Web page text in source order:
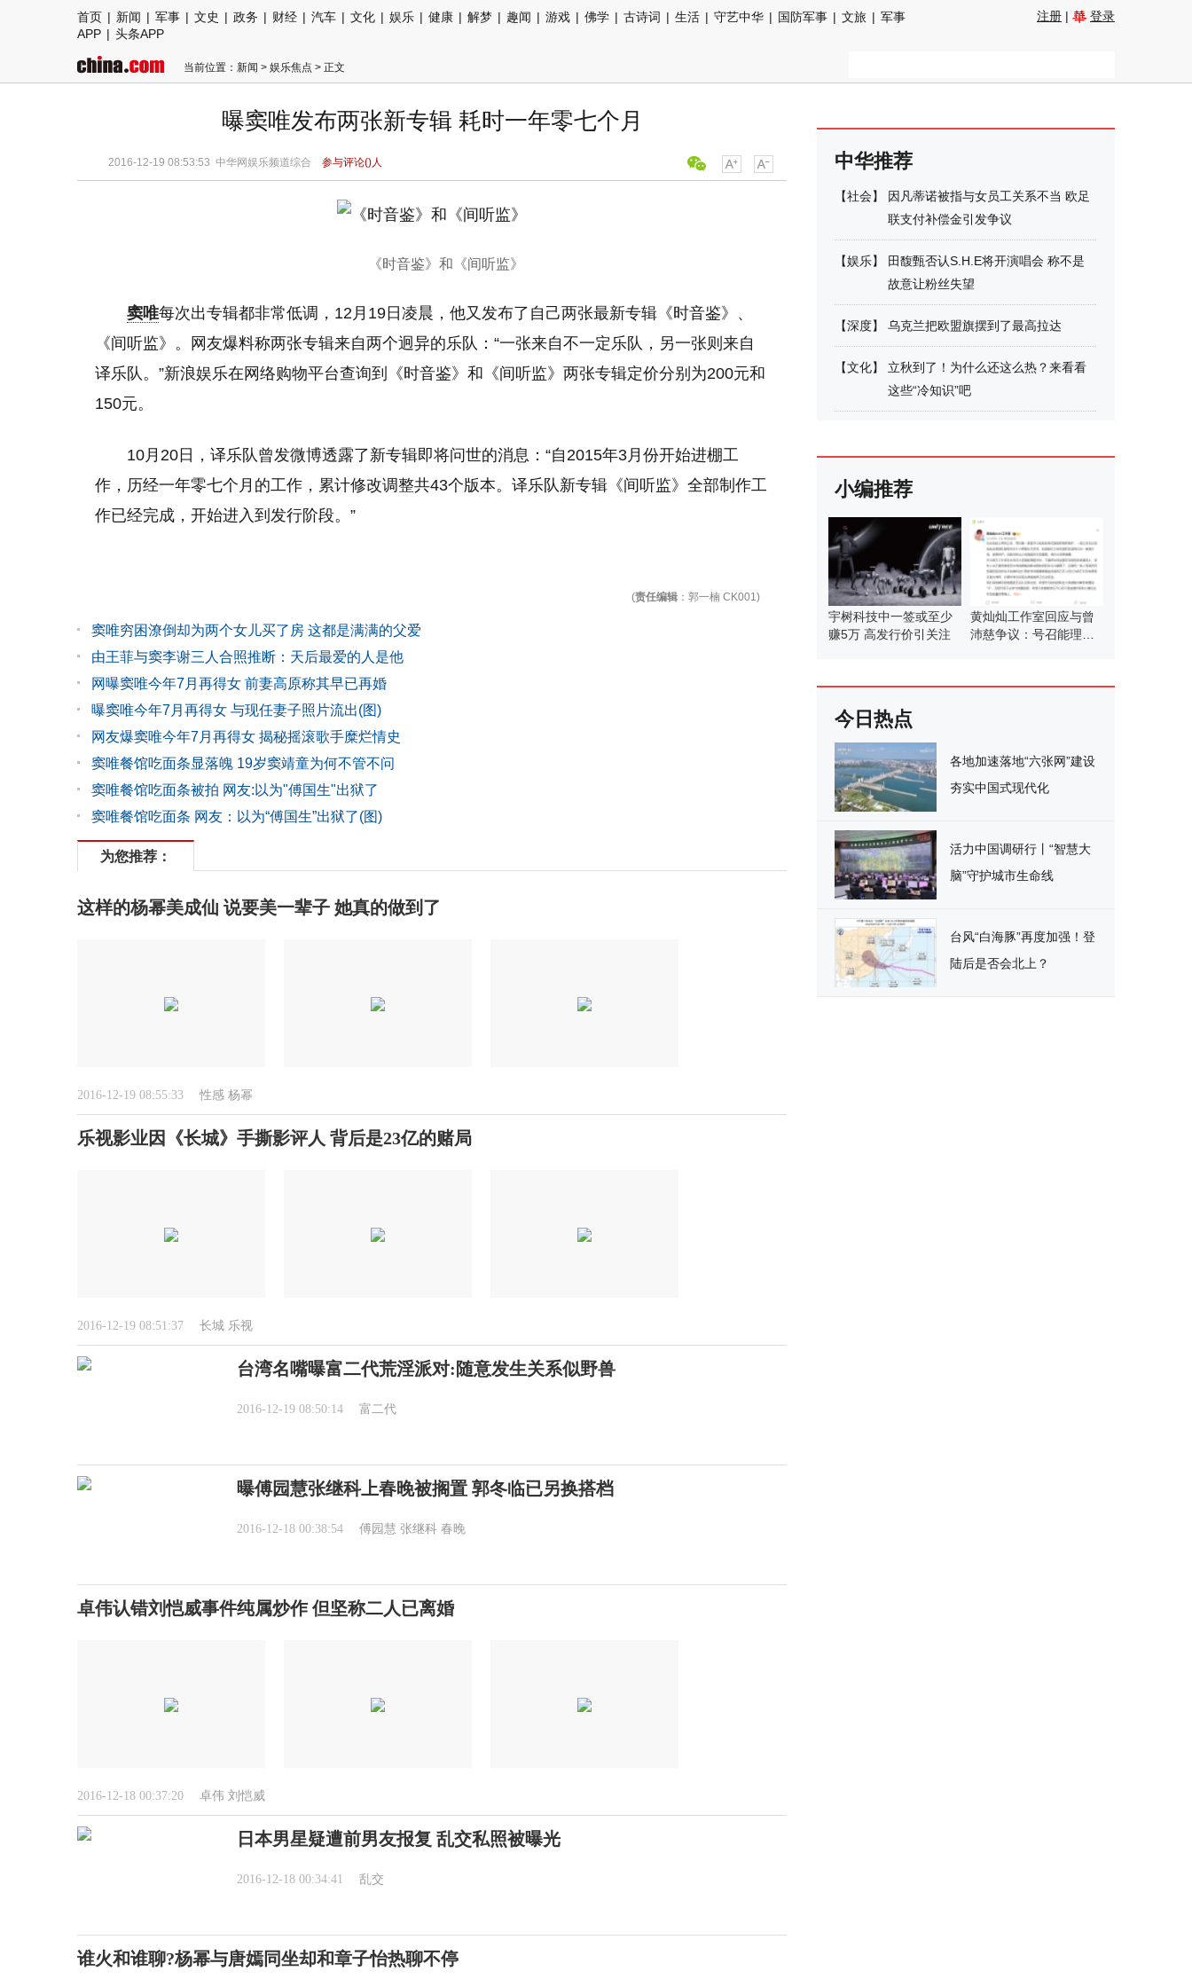
首页 | 新闻 | 军事 | 文史 | 政务 | 财经 | 汽车 | 文化 | 娱乐 | 健康 | 解梦 | 趣闻 | 游戏 | 佛学 | 古诗词 | 生活 | 守艺中华 | 国防军事 | 文旅 | 军事
APP | 头条APP
注册 | 登录
当前位置： 新闻 > 娱乐焦点 > 正文
曝窦唯发布两张新专辑 耗时一年零七个月
2016-12-19 08:53:53 中华网娱乐频道综合 参与评论()人
《时音鉴》和《间听监》
窦唯每次出专辑都非常低调，12月19日凌晨，他又发布了自己两张最新专辑《时音鉴》、
《间听监》。网友爆料称两张专辑来自两个迥异的乐队：“一张来自不一定乐队，另一张则来自
译乐队。”新浪娱乐在网络购物平台查询到《时音鉴》和《间听监》两张专辑定价分别为200元和
150元。
10月20日，译乐队曾发微博透露了新专辑即将问世的消息：“自2015年3月份开始进棚工
作，历经一年零七个月的工作，累计修改调整共43个版本。译乐队新专辑《间听监》全部制作工
作已经完成，开始进入到发行阶段。”
(责任编辑 ：郭一楠 CK001)
窦唯穷困潦倒却为两个女儿买了房 这都是满满的父爱
由王菲与窦李谢三人合照推断：天后最爱的人是他
网曝窦唯今年7月再得女 前妻高原称其早已再婚
曝窦唯今年7月再得女 与现任妻子照片流出(图)
网友爆窦唯今年7月再得女 揭秘摇滚歌手糜烂情史
窦唯餐馆吃面条显落魄 19岁窦靖童为何不管不问
窦唯餐馆吃面条被拍 网友:以为"傅国生"出狱了
窦唯餐馆吃面条 网友：以为“傅国生”出狱了(图)
为您推荐：
这样的杨幂美成仙 说要美一辈子 她真的做到了
2016-12-19 08:55:33 性感 杨幂
乐视影业因《长城》手撕影评人 背后是23亿的赌局
2016-12-19 08:51:37 长城 乐视
台湾名嘴曝富二代荒淫派对:随意发生关系似野兽
2016-12-19 08:50:14 富二代
曝傅园慧张继科上春晚被搁置 郭冬临已另换搭档
2016-12-18 00:38:54 傅园慧 张继科 春晚
卓伟认错刘恺威事件纯属炒作 但坚称二人已离婚
2016-12-18 00:37:20 卓伟 刘恺威
日本男星疑遭前男友报复 乱交私照被曝光
2016-12-18 00:34:41 乱交
谁火和谁聊?杨幂与唐嫣同坐却和章子怡热聊不停
中华推荐
【社会】
因凡蒂诺被指与女员工关系不当 欧足
联支付补偿金引发争议
【娱乐】
田馥甄否认S.H.E将开演唱会 称不是
故意让粉丝失望
【深度】 乌克兰把欧盟旗摆到了最高拉达
【文化】
立秋到了！为什么还这么热？来看看
这些“冷知识”吧
小编推荐
宇树科技中一签或至少
赚5万 高发行价引关注
黄灿灿工作室回应与曾
沛慈争议：号召能理智
今日热点
各地加速落地“六张网”建设
夯实中国式现代化
活力中国调研行丨“智慧大
脑”守护城市生命线
台风“白海豚”再度加强！登
陆后是否会北上？